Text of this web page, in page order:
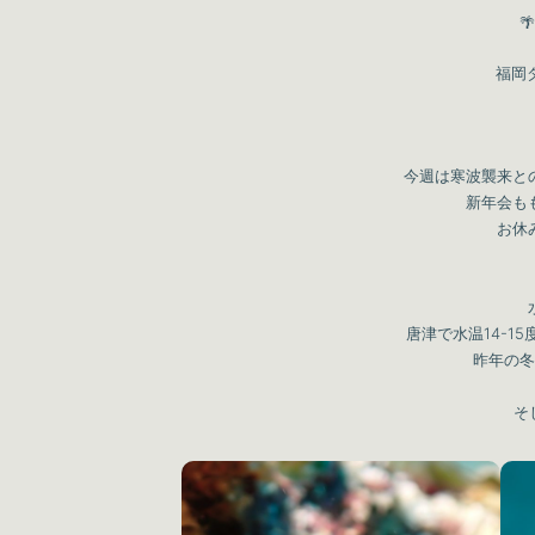
福岡
今週は寒波襲来と
新年会も
お休
唐津で水温14-15
昨年の
そ